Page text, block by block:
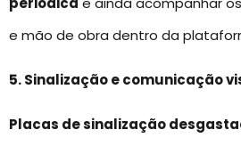
e mão de obra dentro da
5. Sinalização e comunicação
Placas de sinalização